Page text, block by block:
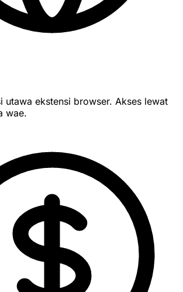
utawa ekstensi browser. Akses lewat
wae.